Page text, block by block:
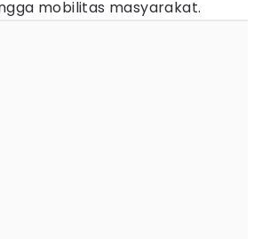
mobilitas masyarakat.